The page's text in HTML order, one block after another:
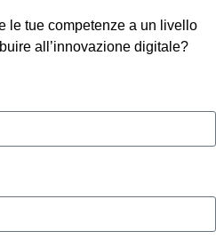
le tue competenze a un livello
all’innovazione digitale?